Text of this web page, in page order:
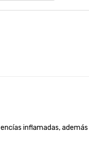
inflamadas,